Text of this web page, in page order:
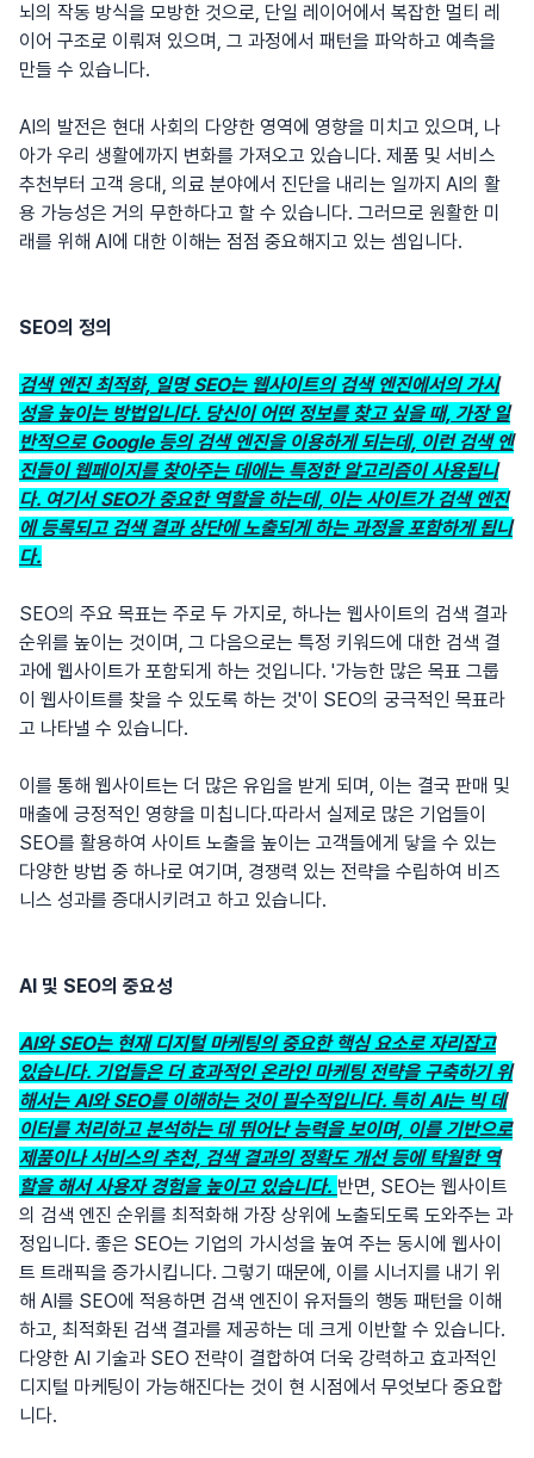
뇌의 작동 방식을 모방한 것으로, 단일 레이어에서 복잡한 멀티 레
이어 구조로 이뤄져 있으며, 그 과정에서 패턴을 파악하고 예측을
만들 수 있습니다.
AI의 발전은 현대 사회의 다양한 영역에 영향을 미치고 있으며, 나
아가 우리 생활에까지 변화를 가져오고 있습니다. 제품 및 서비스
추천부터 고객 응대, 의료 분야에서 진단을 내리는 일까지 AI의 활
용 가능성은 거의 무한하다고 할 수 있습니다. 그러므로 원활한 미
래를 위해 AI에 대한 이해는 점점 중요해지고 있는 셈입니다.
SEO의 정의
검색 엔진 최적화, 일명 SEO는 웹사이트의 검색 엔진에서의 가시
성을 높이는 방법입니다. 당신이 어떤 정보를 찾고 싶을 때, 가장 일
반적으로 Google 등의 검색 엔진을 이용하게 되는데, 이런 검색 엔
진들이 웹페이지를 찾아주는 데에는 특정한 알고리즘이 사용됩니
다. 여기서 SEO가 중요한 역할을 하는데, 이는 사이트가 검색 엔진
에 등록되고 검색 결과 상단에 노출되게 하는 과정을 포함하게 됩니
다.
SEO의 주요 목표는 주로 두 가지로, 하나는 웹사이트의 검색 결과
순위를 높이는 것이며, 그 다음으로는 특정 키워드에 대한 검색 결
과에 웹사이트가 포함되게 하는 것입니다. '가능한 많은 목표 그룹
이 웹사이트를 찾을 수 있도록 하는 것'이 SEO의 궁극적인 목표라
고 나타낼 수 있습니다.
이를 통해 웹사이트는 더 많은 유입을 받게 되며, 이는 결국 판매 및
매출에 긍정적인 영향을 미칩니다.따라서 실제로 많은 기업들이
SEO를 활용하여 사이트 노출을 높이는 고객들에게 닿을 수 있는
다양한 방법 중 하나로 여기며, 경쟁력 있는 전략을 수립하여 비즈
니스 성과를 증대시키려고 하고 있습니다.
AI 및 SEO의 중요성
AI와 SEO는 현재 디지털 마케팅의 중요한 핵심 요소로 자리잡고
있습니다. 기업들은 더 효과적인 온라인 마케팅 전략을 구축하기 위
해서는 AI와 SEO를 이해하는 것이 필수적입니다. 특히 AI는 빅 데
이터를 처리하고 분석하는 데 뛰어난 능력을 보이며, 이를 기반으로
제품이나 서비스의 추천, 검색 결과의 정확도 개선 등에 탁월한 역
할을 해서 사용자 경험을 높이고 있습니다. 반면, SEO는 웹사이트
의 검색 엔진 순위를 최적화해 가장 상위에 노출되도록 도와주는 과
정입니다. 좋은 SEO는 기업의 가시성을 높여 주는 동시에 웹사이
트 트래픽을 증가시킵니다. 그렇기 때문에, 이를 시너지를 내기 위
해 AI를 SEO에 적용하면 검색 엔진이 유저들의 행동 패턴을 이해
하고, 최적화된 검색 결과를 제공하는 데 크게 이반할 수 있습니다.
다양한 AI 기술과 SEO 전략이 결합하여 더욱 강력하고 효과적인
디지털 마케팅이 가능해진다는 것이 현 시점에서 무엇보다 중요합
니다.